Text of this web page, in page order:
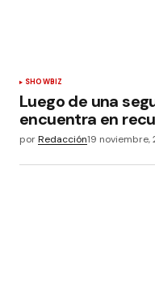
SHOWBIZ
Luego de una
encuentra en
porRedacción19 noviembre,